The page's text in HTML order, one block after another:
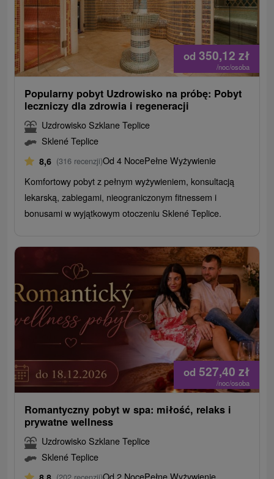
od 350,12 zł
/noc/osoba
Popularny pobyt Uzdrowisko na próbę: Pobyt
leczniczy dla zdrowia i regeneracji
Uzdrowisko Szklane Teplice
Sklené Teplice
8,6 (316 recenzji)Od 4 NocePełne Wyżywienie
Komfortowy pobyt z pełnym wyżywieniem, konsultacją
lekarską, zabiegami, nieograniczonym fitnessem i
bonusami w wyjątkowym otoczeniu Sklené Teplice.
od 527,40 zł
/noc/osoba
Romantyczny pobyt w spa: miłość, relaks i
prywatne wellness
Uzdrowisko Szklane Teplice
Sklené Teplice